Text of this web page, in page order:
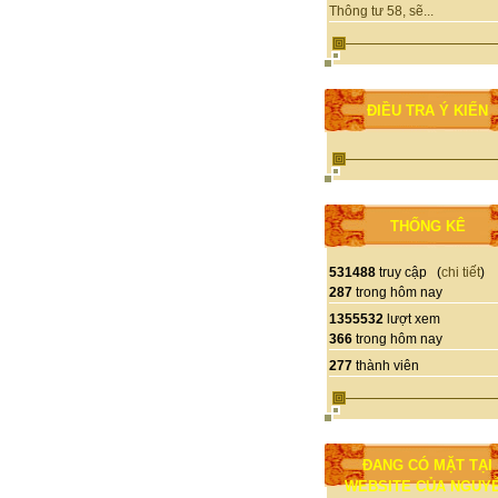
Thông tư 58, sẽ...
ĐIỀU TRA Ý KIẾN
THỐNG KÊ
531488 truy cập (chi tiết)
287 trong hôm nay
1355532 lượt xem
366 trong hôm nay
277 thành viên
ĐANG CÓ MẶT TẠI
WEBSITE CỦA